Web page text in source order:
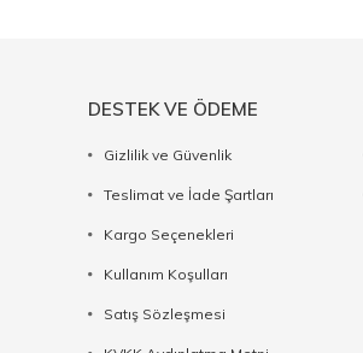
DESTEK VE ÖDEME
Gizlilik ve Güvenlik
Teslimat ve İade Şartları
Kargo Seçenekleri
Kullanım Koşulları
Satış Sözleşmesi